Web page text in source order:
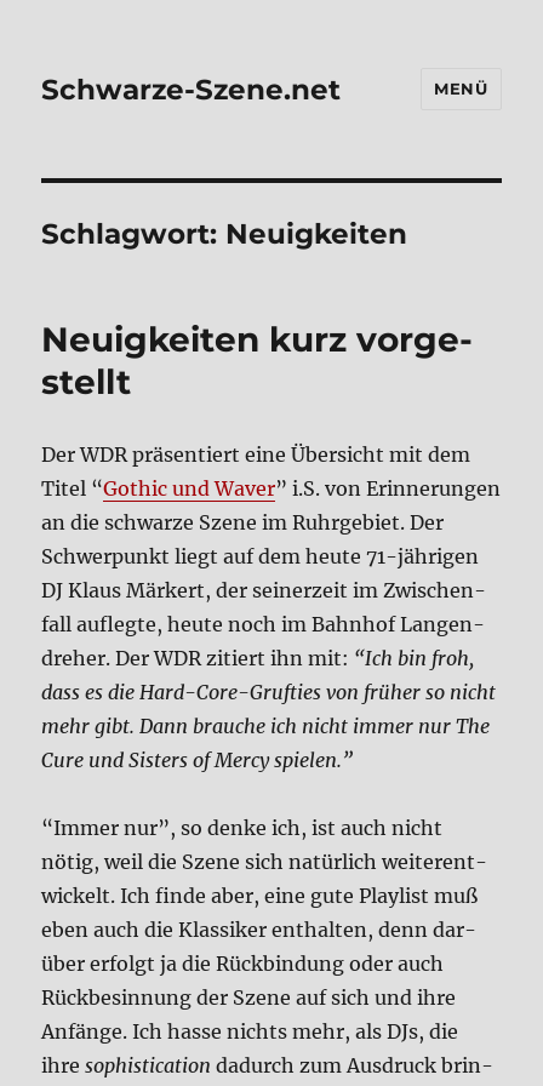
Schwarze-Szene.net MENÜ
Schlagwort: Neuigkeiten
Neu­ig­kei­ten kurz vor­ge­
stellt
Der WDR prä­sen­tiert eine Über­sicht mit dem
Titel “Gothic und Waver” i.S. von Erin­ne­run­gen
an die schwar­ze Sze­ne im Ruhr­ge­biet. Der
Schwer­punkt liegt auf dem heu­te 71-jäh­ri­gen
DJ Klaus Mär­kert, der sei­ner­zeit im Zwi­schen­
fall auf­leg­te, heu­te noch im Bahn­hof Lan­gen­
dre­her. Der WDR zitiert ihn mit: “Ich bin froh,
dass es die Hard-Core-Gruf­ties von frü­her so nicht
mehr gibt. Dann brau­che ich nicht immer nur The
Cure und Sisters of Mer­cy spie­len.”
“Immer nur”, so den­ke ich, ist auch nicht
nötig, weil die Sze­ne sich natür­lich wei­ter­ent­
wickelt. Ich fin­de aber, eine gute Play­list muß
eben auch die Klas­si­ker ent­hal­ten, denn dar­
über erfolgt ja die Rück­bin­dung oder auch
Rück­be­sin­nung der Sze­ne auf sich und ihre
Anfän­ge. Ich has­se nichts mehr, als DJs, die
ihresophi­sti­ca­ti­on dadurch zum Aus­druck brin­